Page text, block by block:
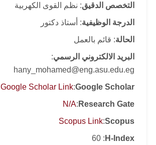
التخصص الدقيق: نظم القوى الكهربية
الدرجة الوظيفية: أستاذ دكتور
الحالة: قائم بالعمل
البريد الالكتروني الرسمي:
hany_mohamed@eng.asu.edu.eg
Google Scholar
:
Google Scholar Link
Research Gate
:
N/A
Scopus
:
Scopus Link
H-Index
: 60